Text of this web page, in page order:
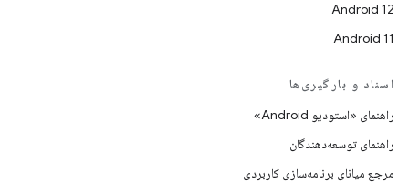
Android 12
Android 11
اسناد و بارگیری‌ها
راهنمای «استودیو Android»
راهنمای توسعه‌دهندگان
مرجع میانای برنامه‌سازی کاربردی